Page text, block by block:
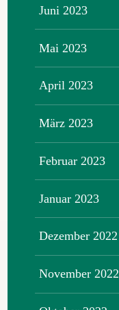
Juni 2023
Mai 2023
April 2023
März 2023
Februar 2023
Januar 2023
Dezember 2022
November 2022